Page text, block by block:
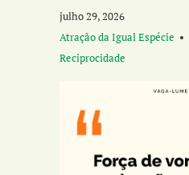
julho 29, 2026
Atração da Igual Espécie
Reciprocidade